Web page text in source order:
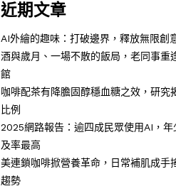
近期文章
AI外繪的趣味：打破邊界，釋放無限創
酒與歲月、一場不散的飯局，老同事重
館
咖啡配茶有降膽固醇穩血糖之效，研究
比例
2025網路報告：逾四成民眾使用AI，年
及率最高
美連鎖咖啡掀營養革命，日常補肌成手
趨勢